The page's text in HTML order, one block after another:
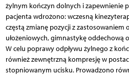
żylnym kończyn dolnych i zapewnienie
pacjenta wdrożono: wczesną
częstą zmianę pozycji z
ułożeniowych, gimnastykę oddechową
W celu poprawy odpływu żylnego z
również zewnętrzną kompresję w
stopniowanym ucisku. Prowadzono